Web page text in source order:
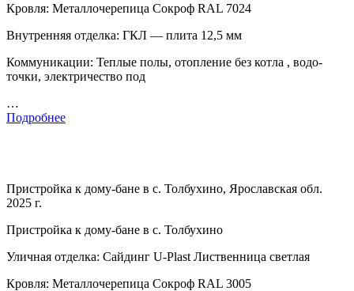
Кровля: Металлочерепица Сокроф RAL 7024
Внутренняя отделка: ГКЛ — плита 12,5 мм
Коммуникации: Теплые полы, отопление без котла , водо-
точки, электричество под
…
Подробнее
Пристройка к дому-бане в с. Толбухино, Ярославская обл.
2025 г.
Пристройка к дому-бане в с. Толбухино
Уличная отделка: Сайдинг U-Plast Лиственница светлая
Кровля: Металлочерепица Сокроф RAL 3005